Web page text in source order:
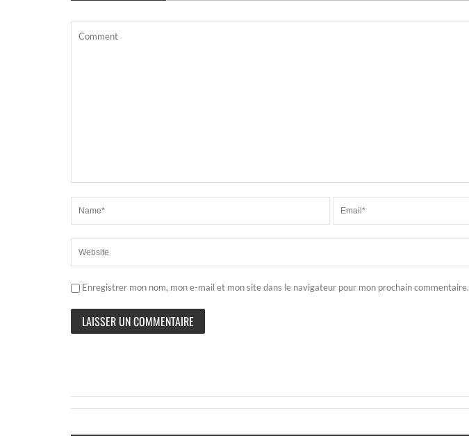
Enregistrer mon nom, mon e-mail et mon site dans le navigateur pour mon prochain commentaire.